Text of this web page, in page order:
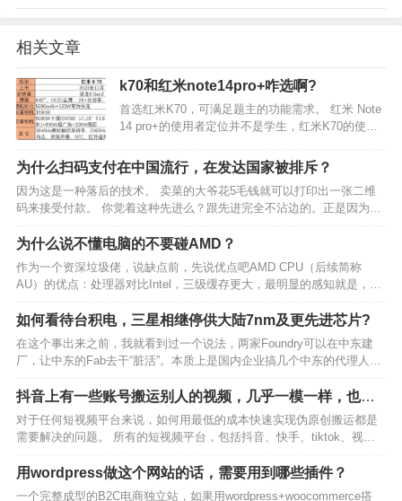
相关文章
k70和红米note14pro+咋选啊?
首选红米K70，可满足题主的功能需求。 红米 Note
14 pro+的使用者定位并不是学生，红米K70的使用
的参数 红米K70推出的定位初衷，是主打性能为
主。最佳使用对象是喜欢…
为什么扫码支付在中国流行，在发达国家被排斥？
因为这是一种落后的技术。 卖菜的大爷花5毛钱就可以打印出一张二维
码来接受付款。 你觉着这种先进么？跟先进完全不沾边的。正是因为不
先进，所以才能流行。 卖菜大爷用不起一台先进的、具有NFC感应功能
的、还能刷各种银行卡的收款机。 这就是现实。…
为什么说不懂电脑的不要碰AMD？
作为一个资深垃圾佬，说缺点前，先说优点吧AMD CPU（后续简称
AU）的优点：处理器对比Intel，三级缓存更大，最明显的感知就是，网
游帧数更高（5900X,7900X之类高端型号都是双CCX共享大缓存，反而
不如次一点的CPU帧数更高）；相…
如何看待台积电，三星相继停供大陆7nm及更先进芯片?
在这个事出来之前，我就看到过一个说法，两家Foundry可以在中东建
厂，让中东的Fab去干“脏活”。本质上是国内企业搞几个中东的代理人，
装作是中东的初创Fabless企业去下单，人家Foundry大概率睁一只眼闭
一只眼，只管数钱。然而，紧接…
抖音上有一些账号搬运别人的视频，几乎一模一样，也没
判搬运，他们是怎么做到的？？
对于任何短视频平台来说，如何用最低的成本快速实现伪原创搬运都是
需要解决的问题。 所有的短视频平台，包括抖音、快手、tiktok、视频
号、小红书、B站，甚至是FB、推特、INS、YouTube，它们的查重技术
都是类似的，只要你在网络环境设置得…
用wordpress做这个网站的话，需要用到哪些插件？
一个完整成型的B2C电商独立站，如果用wordpress+woocommerce搭